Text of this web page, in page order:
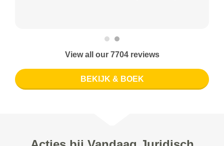
View all our 7704 reviews
BEKIJK & BOEK